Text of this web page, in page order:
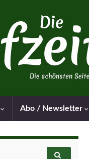
Abo / Newsletter